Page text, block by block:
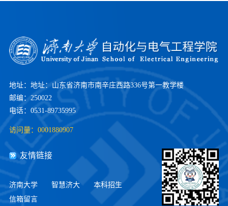
地址：地址：山东省济南市南辛庄西路336号第一教学楼
邮编：250022
电话：0531-89735995
访问量： 0001880907
友情链接
济南大学 智慧济大
本科招生
信箱留言